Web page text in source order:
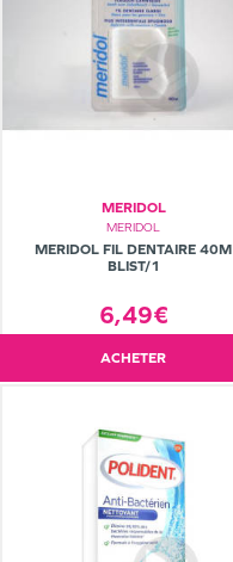
MERIDOL
MERIDOL
MERIDOL FIL DENTAIRE 40M
BLIST/1
6,49€
ACHETER